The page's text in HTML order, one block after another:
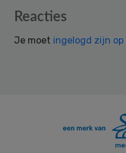
Reader
Reacties
Je moet ingelogd zijn op